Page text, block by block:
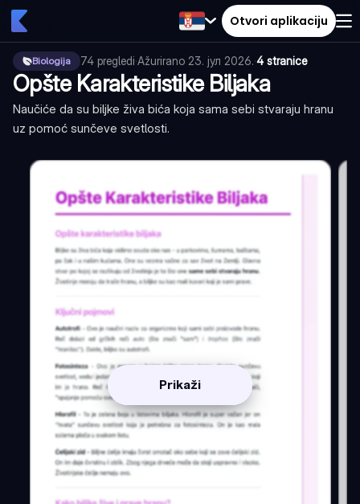
Otvori aplikaciju
Biologija 74 pregledi·Ažurirano 23. јул 2026.·4 stranice
Opšte Karakteristike Biljaka
Naučiće da su biljke živa bića koja sama sebi stvaraju hranu
uz pomoć sunčeve svetlosti.
Prikaži